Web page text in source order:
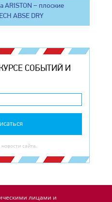
ARISTON – плоские
ABSE DRY
СОБЫТИЙ И
сайта.
лицами и